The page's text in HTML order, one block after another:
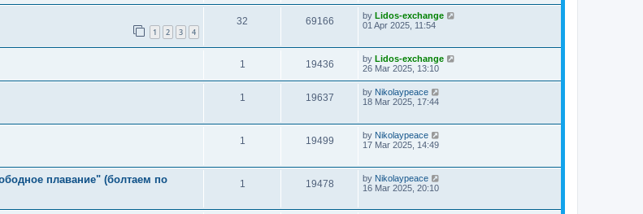
1 2 3 4
32 69166 by Lidos-exchange
01 Apr 2025, 11:54
1 19436 by Lidos-exchange
26 Mar 2025, 13:10
1 19637 by Nikolaypeace
18 Mar 2025, 17:44
1 19499 by Nikolaypeace
17 Mar 2025, 14:49
плавание" (болтаем по
1 19478 by Nikolaypeace
16 Mar 2025, 20:10